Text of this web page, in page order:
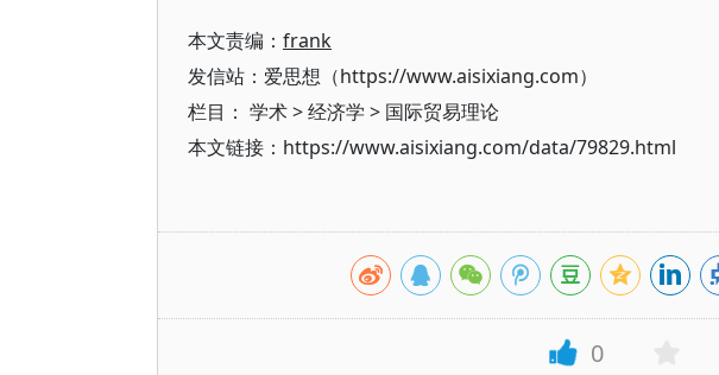
本文责编： frank
发信站：爱思想（https://www.aisixiang.com）
栏目： 学术>经济学 > 国际贸易理论
本文链接：https://www.aisixiang.com/data/79829.html
0